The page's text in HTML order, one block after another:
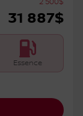
2 500$
31 887$
Essence